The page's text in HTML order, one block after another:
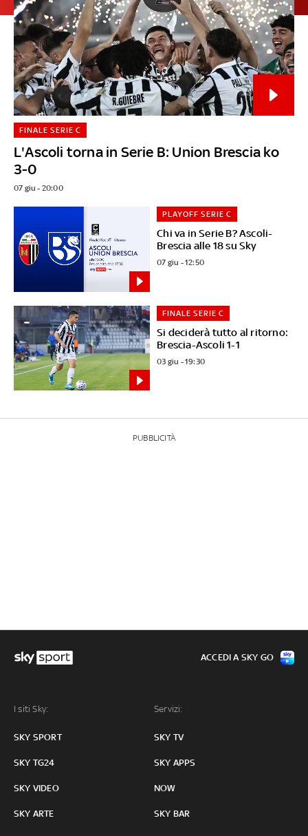
L'Ascoli torna in Serie B: Union Brescia ko
3-0
FINALE SERIE C
07 giu - 20:00
Chi va in Serie B? Ascoli-
Brescia alle 18 su Sky
PLAYOFF SERIE C
07 giu - 12:50
Si deciderà tutto al ritorno:
Brescia-Ascoli 1-1
FINALE SERIE C
03 giu - 19:30
PUBBLICITÀ
I siti Sky:
SKY SPORT
SKY TG24
SKY VIDEO
SKY ARTE
Servizi:
SKY TV
SKY APPS
NOW
SKY BAR
ACCEDI A SKY GO